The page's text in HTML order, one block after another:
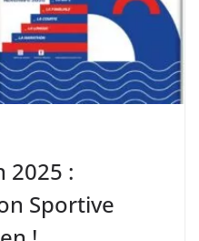
2025 :
Sportive